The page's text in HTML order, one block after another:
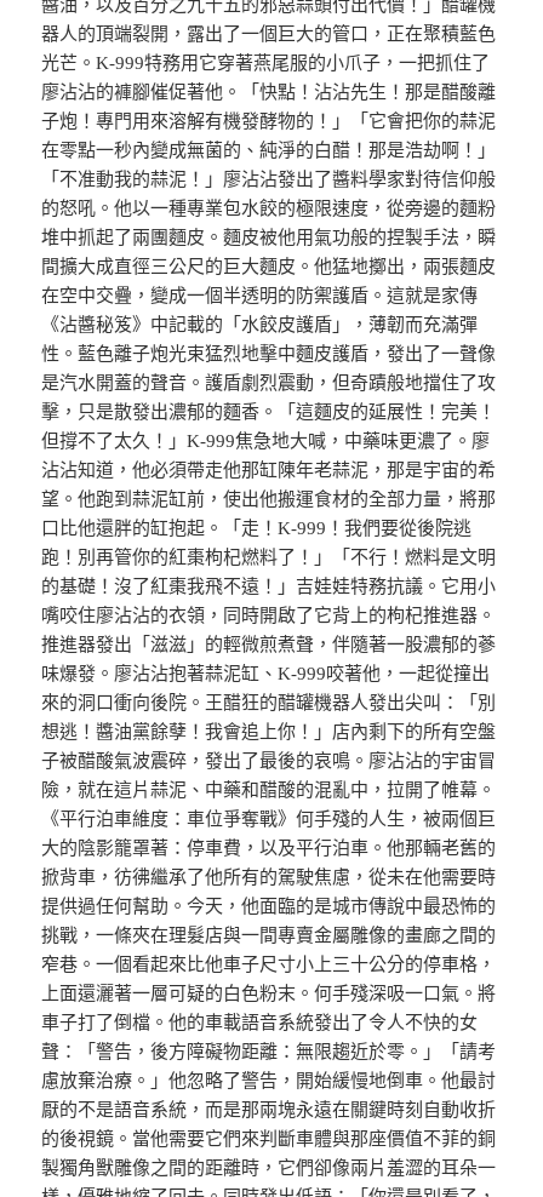
醬油，以及百分之九十五的邪惡蒜頭付出代價！」醋罐機
器人的頂端裂開，露出了一個巨大的管口，正在聚積藍色
光芒。K-999特務用它穿著燕尾服的小爪子，一把抓住了
廖沾沾的褲腳催促著他。「快點！沾沾先生！那是醋酸離
子炮！專門用來溶解有機發酵物的！」「它會把你的蒜泥
在零點一秒內變成無菌的、純淨的白醋！那是浩劫啊！」
「不准動我的蒜泥！」廖沾沾發出了醬料學家對待信仰般
的怒吼。他以一種專業包水餃的極限速度，從旁邊的麵粉
堆中抓起了兩團麵皮。麵皮被他用氣功般的捏製手法，瞬
間擴大成直徑三公尺的巨大麵皮。他猛地擲出，兩張麵皮
在空中交疊，變成一個半透明的防禦護盾。這就是家傳
《沾醬秘笈》中記載的「水餃皮護盾」，薄韌而充滿彈
性。藍色離子炮光束猛烈地擊中麵皮護盾，發出了一聲像
是汽水開蓋的聲音。護盾劇烈震動，但奇蹟般地擋住了攻
擊，只是散發出濃郁的麵香。「這麵皮的延展性！完美！
但撐不了太久！」K-999焦急地大喊，中藥味更濃了。廖
沾沾知道，他必須帶走他那缸陳年老蒜泥，那是宇宙的希
望。他跑到蒜泥缸前，使出他搬運食材的全部力量，將那
口比他還胖的缸抱起。「走！K-999！我們要從後院逃
跑！別再管你的紅棗枸杞燃料了！」「不行！燃料是文明
的基礎！沒了紅棗我飛不遠！」吉娃娃特務抗議。它用小
嘴咬住廖沾沾的衣領，同時開啟了它背上的枸杞推進器。
推進器發出「滋滋」的輕微煎煮聲，伴隨著一股濃郁的蔘
味爆發。廖沾沾抱著蒜泥缸、K-999咬著他，一起從撞出
來的洞口衝向後院。王醋狂的醋罐機器人發出尖叫：「別
想逃！醬油黨餘孽！我會追上你！」店內剩下的所有空盤
子被醋酸氣波震碎，發出了最後的哀鳴。廖沾沾的宇宙冒
險，就在這片蒜泥、中藥和醋酸的混亂中，拉開了帷幕。
《平行泊車維度：車位爭奪戰》何手殘的人生，被兩個巨
大的陰影籠罩著：停車費，以及平行泊車。他那輛老舊的
掀背車，彷彿繼承了他所有的駕駛焦慮，從未在他需要時
提供過任何幫助。今天，他面臨的是城市傳說中最恐怖的
挑戰，一條夾在理髮店與一間專賣金屬雕像的畫廊之間的
窄巷。一個看起來比他車子尺寸小上三十公分的停車格，
上面還灑著一層可疑的白色粉末。何手殘深吸一口氣。將
車子打了倒檔。他的車載語音系統發出了令人不快的女
聲：「警告，後方障礙物距離：無限趨近於零。」「請考
慮放棄治療。」他忽略了警告，開始緩慢地倒車。他最討
厭的不是語音系統，而是那兩塊永遠在關鍵時刻自動收折
的後視鏡。當他需要它們來判斷車體與那座價值不菲的銅
製獨角獸雕像之間的距離時，它們卻像兩片羞澀的耳朵一